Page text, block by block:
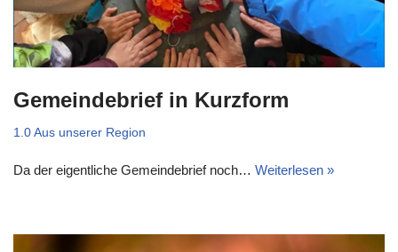
Gemeindebrief in Kurzform
1.0 Aus unserer Region
Da der eigentliche Gemeindebrief noch… Weiterlesen »